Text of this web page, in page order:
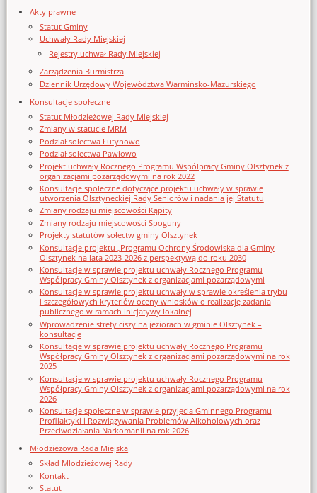
Akty prawne
Statut Gminy
Uchwały Rady Miejskiej
Rejestry uchwał Rady Miejskiej
Zarządzenia Burmistrza
Dziennik Urzędowy Województwa Warmińsko-Mazurskiego
Konsultacje społeczne
Statut Młodzieżowej Rady Miejskiej
Zmiany w statucie MRM
Podział sołectwa Łutynowo
Podział sołectwa Pawłowo
Projekt uchwały Rocznego Programu Współpracy Gminy Olsztynek z
organizacjami pozarządowymi na rok 2022
Konsultacje społeczne dotyczące projektu uchwały w sprawie
utworzenia Olsztyneckiej Rady Seniorów i nadania jej Statutu
Zmiany rodzaju miejscowości Kąpity
Zmiany rodzaju miejscowości Spoguny
Projekty statutów sołectw gminy Olsztynek
Konsultacje projektu „Programu Ochrony Środowiska dla Gminy
Olsztynek na lata 2023-2026 z perspektywą do roku 2030
Konsultacje w sprawie projektu uchwały Rocznego Programu
Współpracy Gminy Olsztynek z organizacjami pozarządowymi
Konsultacje w sprawie projektu uchwały w sprawie określenia trybu
i szczegółowych kryteriów oceny wniosków o realizację zadania
publicznego w ramach inicjatywy lokalnej
Wprowadzenie strefy ciszy na jeziorach w gminie Olsztynek –
konsultacje
Konsultacje w sprawie projektu uchwały Rocznego Programu
Współpracy Gminy Olsztynek z organizacjami pozarządowymi na rok
2025
Konsultacje w sprawie projektu uchwały Rocznego Programu
Współpracy Gminy Olsztynek z organizacjami pozarządowymi na rok
2026
Konsultacje społeczne w sprawie przyjęcia Gminnego Programu
Profilaktyki i Rozwiązywania Problemów Alkoholowych oraz
Przeciwdziałania Narkomanii na rok 2026
Młodzieżowa Rada Miejska
Skład Młodzieżowej Rady
Kontakt
Statut